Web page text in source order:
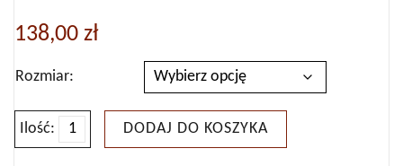
138,00 zł
Rozmiar
Ilość:
ilość
DODAJ DO KOSZYKA